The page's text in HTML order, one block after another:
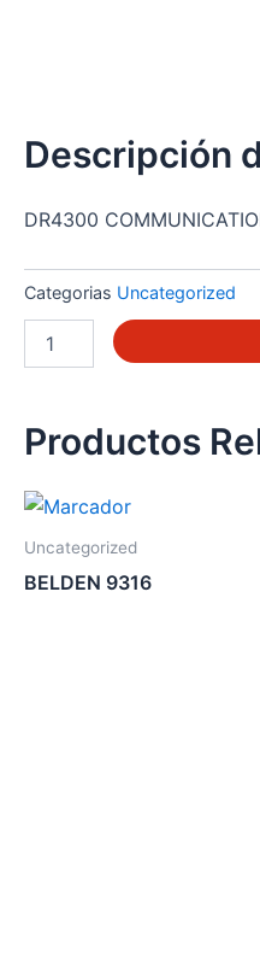
Descripción
DR4300
Categorias Uncategorized
502
Productos
Uncategorized
BELDEN 9316